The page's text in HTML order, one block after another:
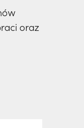
oraz